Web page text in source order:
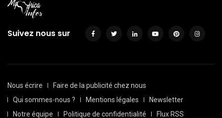
Suivez nous sur
Nous écrire
Faire de la publicité chez nous
Qui sommes-nous ?
Mentions légales
Newsletter
Notre équipe
Politique de confidentialité Flux RSS